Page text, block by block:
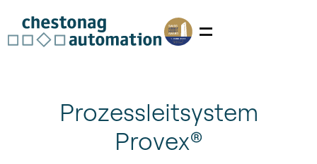
Prozessleitsystem
Provex®